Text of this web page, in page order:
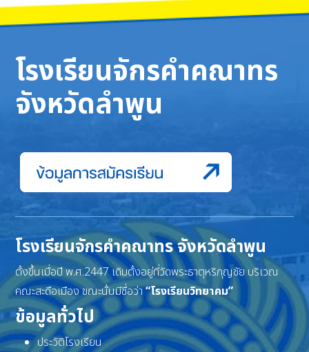
โรงเรียนจักรคำคณาทร
จังหวัดลำพูน
โรงเรียนจักรคำคณาทร จังหวัดลำพูน
ตั้งขึ้นเมื่อปี พ.ศ.2447 เดิมตั้งอยู่ที่วัดพระธาตุหริภุญชัย บริเวณ
คณะสะดือเมือง ขณะนั้นมีชื่อว่า“โรงเรียนวิทยาคม”
ข้อมูลทั่วไป
ประวัติโรงเรียน